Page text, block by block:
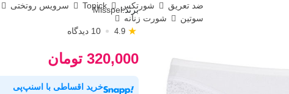
ضد تعریق شورتکس Topick سرویس روتختی
سوتین
شورت زنانه
برند:Misspel
4.9 ★ 10 دیدگاه
320,000 تومان
خرید اقساطی با اسنپ‌پی